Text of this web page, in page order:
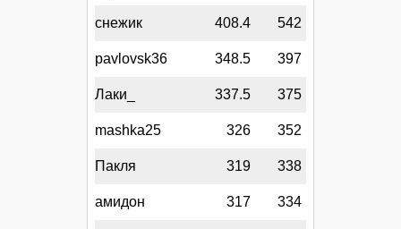
снежик 408.4 542
pavlovsk36 348.5 397
Лаки_ 337.5 375
mashka25 326 352
Пакля 319 338
амидон 317 334